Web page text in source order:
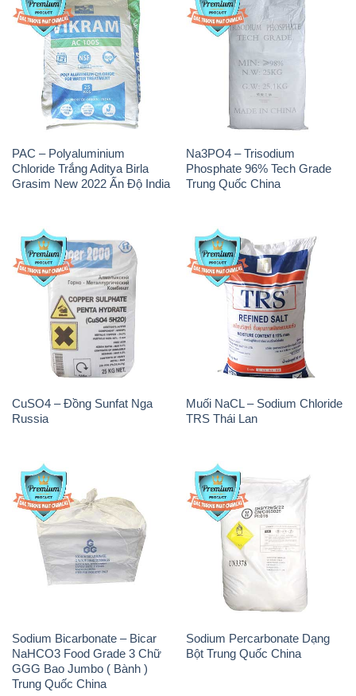
PAC – Polyaluminium
Chloride Trắng Aditya Birla
Grasim New 2022 Ấn Độ India
Na3PO4 – Trisodium
Phosphate 96% Tech Grade
Trung Quốc China
CuSO4 – Đồng Sunfat Nga
Russia
Muối NaCL – Sodium Chloride
TRS Thái Lan
Sodium Bicarbonate – Bicar
NaHCO3 Food Grade 3 Chữ
GGG Bao Jumbo ( Bành )
Trung Quốc China
Sodium Percarbonate Dạng
Bột Trung Quốc China